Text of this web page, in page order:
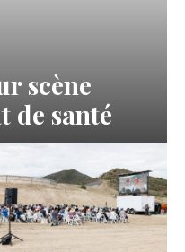
scène
de santé